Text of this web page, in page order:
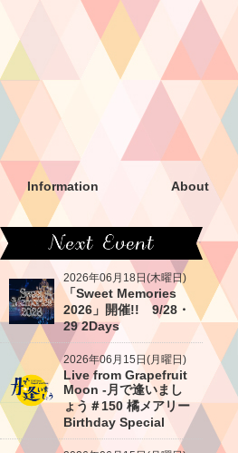
Information About
2026年06月18日(木曜日)
「Sweet Memories
2026」開催!! 9/28・
29 2Days
2026年06月15日(月曜日)
Live from Grapefruit
Moon -月で逢いまし
ょう＃150 橘メアリー
Birthday Special